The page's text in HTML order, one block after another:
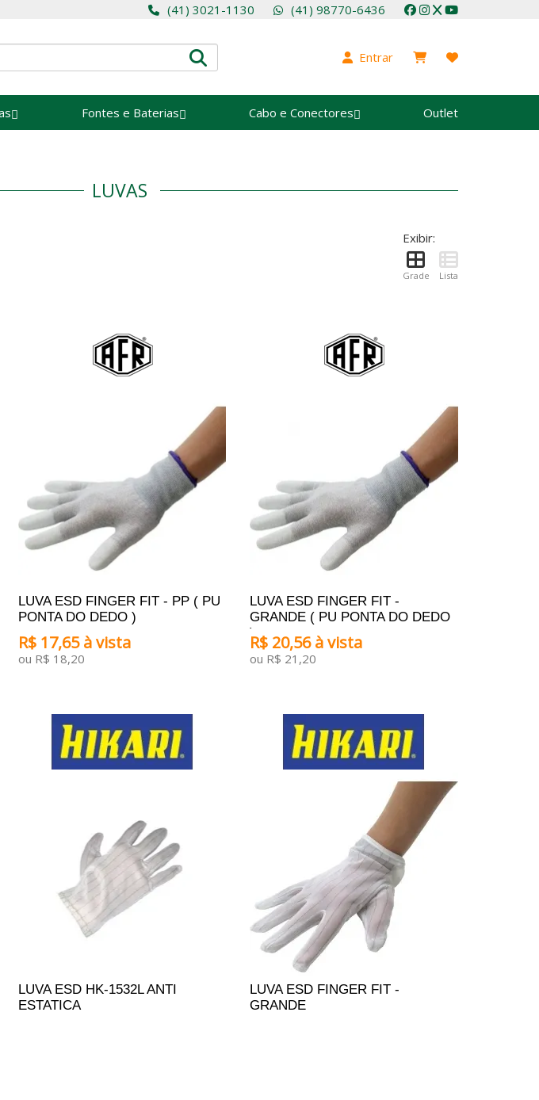
(41) 3021-1130 (41) 98770-6436
Entrar
Fontes e Baterias Cabo e Conectores Outlet
LUVAS
Exibir:
Grade Lista
LUVA ESD FINGER FIT - PP ( PU
PONTA DO DEDO )
R$ 17,65 à vista
ou R$ 18,20
LUVA ESD FINGER FIT -
GRANDE ( PU PONTA DO DEDO
)R$ 20,56 à vista
ou R$ 21,20
LUVA ESD HK-1532L ANTI
ESTATICA
LUVA ESD FINGER FIT -
GRANDE